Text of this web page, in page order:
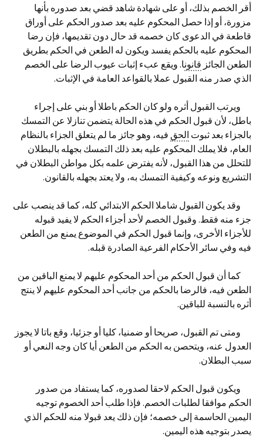
أقر الخصم بذلك، أو على شهادة شاهد قضي بعد صدوره بأنها
مزورة، أو إذا حصل المحكوم عليه بعد صدور الحكم على أوراق
قاطعة في الدعوى كان خصمه قد حال دون تقديمها، فإن رضا
المحكوم عليه بالحكم يفسد ويكون له الطعن في الحكم بطريق
الطعن الجائز قانونا. ويقع عبء إثبات عيوب الرضا على الخصم
الذي صدر منه القبول عملا بالقواعد العامة في الإثبات.
ويرتب القبول أثره ولو كان الحكم باطلا أو بني على إجراء
باطل، لأن قبول الحكم في هذه الحالة يتضمن تنازلا عن التمسك
بالجزاء بعد ثبوت الحق فيه، وهو جائز ما لم يتعلق الجزاء بالنظام
العام، فلا يملك المحكوم عليه بعد ذلك التمسك بجهله بالبطلان
للتحلل من هذا القبول، لأنه يفترض علمه بكل مواطن البطلان في
التشريع ونوعه وكيفية التمسك به، ولا يعتد بجهله بالقانون.
وقد يكون القبول شاملا الحكم الابتدائي كله، كما قد ينصب على
جزء منه فقط. وقبول الخصم لأحد أجزاء الحكم لا يفيد قبوله
للأجزاء الأخرى، وإنما قبول الحكم في الموضوع يمنع من الطعن
فيه وفي سائر الأحكام الفرعية الصادرة قبله.
كما أن قبول الحكم من أحد المحكوم عليهم لا يمنع الباقين من
الطعن فيه، فالرضا بالحكم من جانب أحد المحكوم عليهم لا ينتج
أثره بالنسبة للباقين.
ومتى تم القبول، صريحا أو ضمنيا، كليا أو جزئيا، وقع باتا لا يجوز
العدول عنه، ويتحصن به الحكم من الطعن أيا كان وجه النعي أو
سبب البطلان.
ويكون قبول الحكم لاحقا لصدوره، كما يستفاد من صدور
الحكم موافقا لطلبات الخصم. فإذا طلب أحد الخصوم توجيه
اليمين الحاسمة إلى خصمه؛ فإن ذلك يعد قبولا منه للحكم الذي
يصدر بتوجيه هذه اليمين.